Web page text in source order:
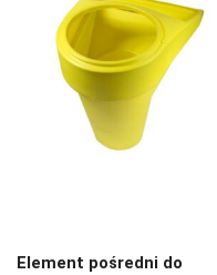
Element pośredni do